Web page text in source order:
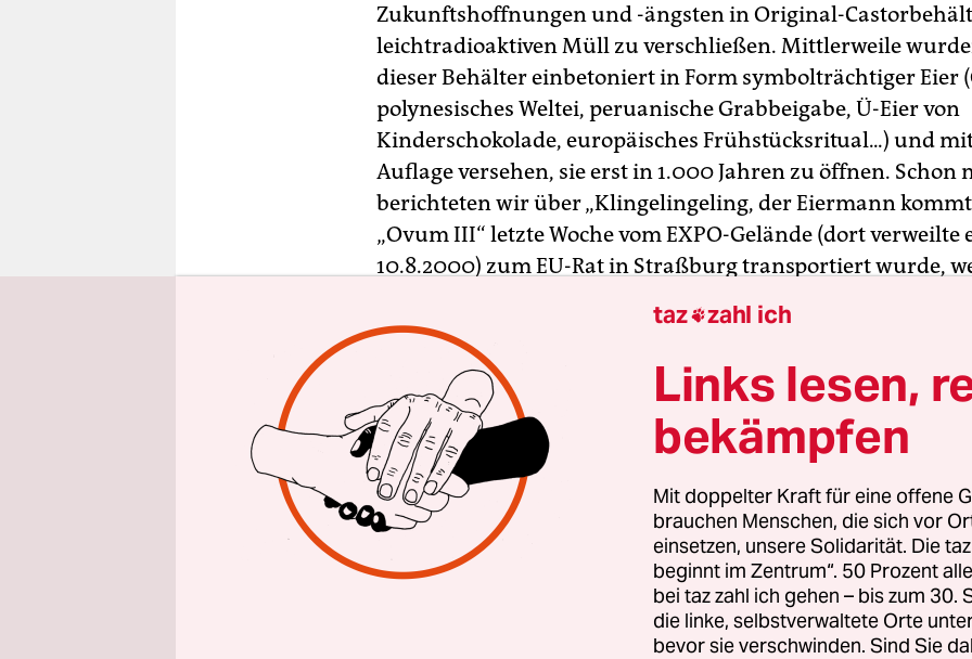
Zukunftshoffnungen und -ängsten in Original-
leichtradioaktiven Müll zu verschließen. Mittlerweile
dieser Behälter einbetoniert in Form symbolträchtiger Eier
polynesisches Weltei, peruanische Grabbeigabe, Ü-Eier von
Kinderschokolade, europäisches Frühstücksritual...) und
Auflage versehen, sie erst in 1.000 Jahren zu öffnen. Schon
berichteten wir über „Klingelingeling, der Eiermann
„Ovum III“ letzte Woche vom EXPO-Gelände (dort verweilte
10.8.2000) zum EU-Rat in Straßburg transportiert wurde,
Mensch, der weder Ausstellung-Credits noch
Kunstzeitschriften vorzuweisen hat und dennoch eine
Schröder für die Schirmherrschaft über das Ovum III-
gewinnen kann, der mit der zähflüssigen EU-Bürokratie
und gute Chancen hat, demnächst den 5.000 Mark teuren
des Eis nach Prictina hinzukriegen, inklusive der
Grenzabwicklung und Plazierungs-Genehmigung?
Ad ovum: Die Vermischung von Wahnwitz und
beginnt schon in Durmersheim, 50 km entfernt von
Einwohner, FC Phönix Durmersheim 06 in der
taz zahl ich
Links lesen,
bekämpfen
Mit doppelter Kraft für eine offene
brauchen Menschen, die sich vor
einsetzen, unsere Solidarität. Die
beginnt im Zentrum“. 50 Prozent
bei taz zahl ich gehen – bis zum
die linke, selbstverwaltete Orte
bevor sie verschwinden. Sind Sie